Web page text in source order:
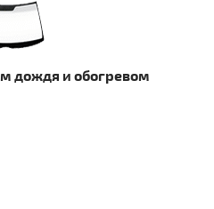
дождя и обогревом